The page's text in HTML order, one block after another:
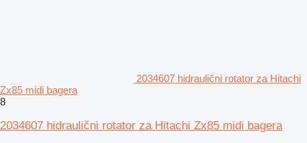
2034607 hidraulični rotator za Hitachi
Zx85 midi bagera
8
2034607 hidraulični rotator za Hitachi Zx85 midi bagera